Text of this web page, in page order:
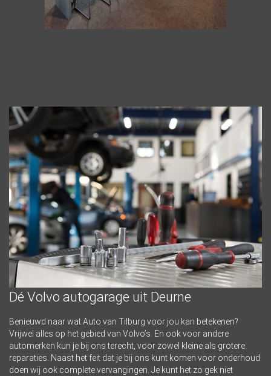
Dé Volvo autogarage uit Deurne
Benieuwd naar wat Auto van Tilburg voor jou kan betekenen?
Vrijwel alles op het gebied van Volvo’s. En ook voor andere
automerken kun je bij ons terecht, voor zowel kleine als grotere
reparaties. Naast het feit dat je bij ons kunt komen voor onderhoud
doen wij ook complete vervangingen. Je kunt het zo gek niet